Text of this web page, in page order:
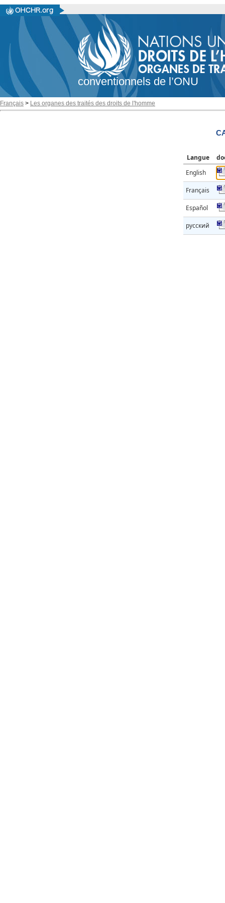
conventionnels de l’ONU
Français > Les organes des traités des droits de l'homme
Langue
English
Français
Español
русский